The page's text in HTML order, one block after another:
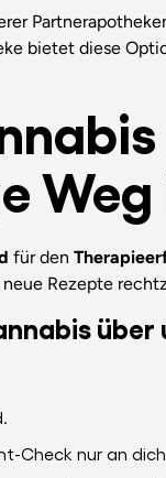
bietet diese
für den
Rezepte
über
Check nur an